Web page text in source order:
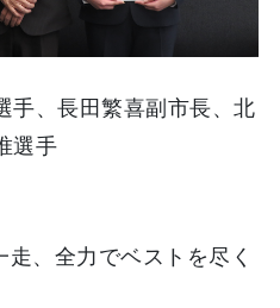
手、長田繁喜副市長、北
選手
、全力でベストを尽く